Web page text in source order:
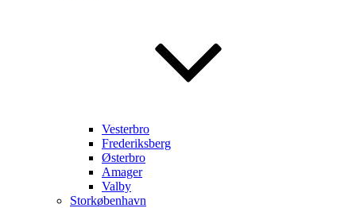
Vesterbro
Frederiksberg
Østerbro
Amager
Valby
Storkøbenhavn